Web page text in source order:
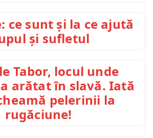
ce sunt și la ce ajută
și sufletul
Tabor, locul unde
arătat în slavă. Iată
pelerinii la
rugăciune!